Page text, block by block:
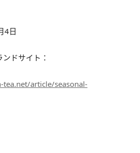
4日
ドサイト：
article/seasonal-